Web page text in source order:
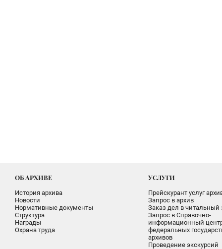
ОБ АРХИВЕ
История архива
Новости
Нормативные документы
Структура
Награды
Охрана труда
УСЛУГИ
Прейскурант услуг
Запрос в архив
Заказ дел в читальный
Запрос в Справочно-
информационный
федеральных
архивов
Проведение экскурсий